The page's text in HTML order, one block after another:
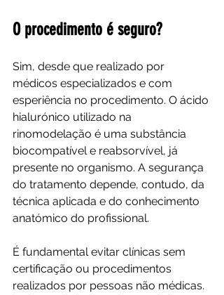
O procedimento é seguro?
Sim, desde que realizado por
médicos especializados e com
esperiência no procedimento. O ácido
hialurónico utilizado na
rinomodelação é uma substância
biocompatível e reabsorvível, já
presente no organismo. A segurança
do tratamento depende, contudo, da
técnica aplicada e do conhecimento
anatómico do profissional.
É fundamental evitar clínicas sem
certificação ou procedimentos
realizados por pessoas não médicas.